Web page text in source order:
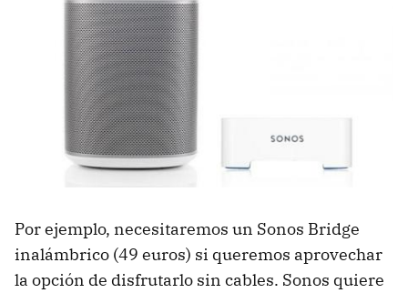
Por ejemplo, necesitaremos un Sonos Bridge
inalámbrico (49 euros) si queremos aprovechar
la opción de disfrutarlo sin cables. Sonos quiere